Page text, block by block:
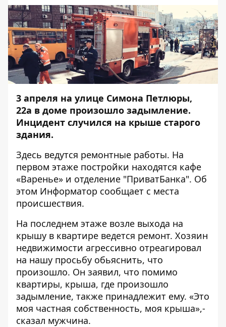
3 апреля на улице Симона Петлюры,
22а в доме произошло задымление.
Инцидент случился на крыше старого
здания.
Здесь ведутся ремонтные работы. На
первом этаже постройки находятся кафе
«Варенье» и отделение "ПриватБанка". Об
этом Информатор сообщает с места
происшествия.
На последнем этаже возле выхода на
крышу в квартире ведется ремонт. Хозяин
недвижимости агрессивно отреагировал
на нашу просьбу обьяснить, что
произошло. Он заявил, что помимо
квартиры, крыша, где произошло
задымление, также принадлежит ему. «Это
моя частная собственность, моя крыша»,-
сказал мужчина.